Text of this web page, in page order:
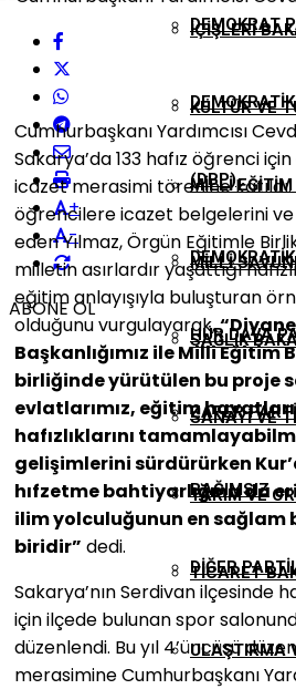
DEMOKRAT
(DBP)
HÜR DAVA
ZAFER
BAĞIMSIZ
DIĞER
İÇIŞLERI
KÜLTÜR VE
MILLI
MILLI
SAĞLIK
SANAYI VE
TARIM VE
TICARET
ULAŞTIRMA
+
-
ABONE OL
Cumhurbaşkanı Yardımcısı
Sakarya’da 133 hafız öğrenci
icazet merasimi törenine katıldı.
öğrencilere icazet belgelerini
eden Yılmaz, Örgün Eğitimle
milletin asırlardır yaşattığı
eğitim anlayışıyla buluşturan
olduğunu vurgulayarak,
Başkanlığımız ile Milli Eğitim
birliğinde yürütülen bu proje
evlatlarımız, eğitim
hafızlıklarını
gelişimlerini sürdürürken
hıfzetme bahtiyarlığına da
ilim yolculuğunun en sağlam
biridir” dedi.
Sakarya’nın Serdivan ilçesinde
için ilçede bulunan spor
düzenlendi. Bu yıl 4’üncüsü
merasimine Cumhurbaşkanı